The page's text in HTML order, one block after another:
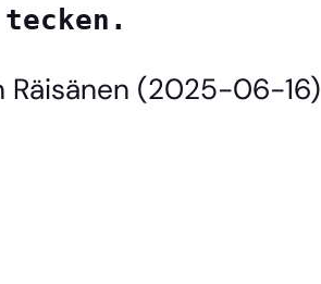
Räisänen (2025-06-16)